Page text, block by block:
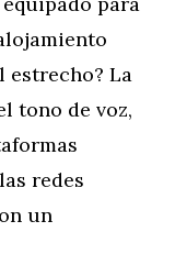
estrecho? La
tono de voz,
redes
un